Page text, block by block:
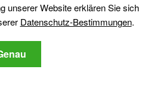
unserer Website erklären Sie sich
Datenschutz-Bestimmungen.